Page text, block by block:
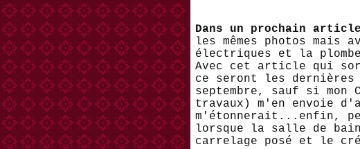
Dans un prochain article
les mêmes photos mais
électriques et la
Avec cet article qui
ce seront les dernières
septembre, sauf si mon
travaux) m'en envoie
m'étonnerait...enfin,
lorsque la salle de
carrelage posé et le